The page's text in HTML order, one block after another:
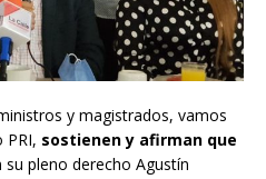
y magistrados, vamos
PRI, sostienen y afirman que
pleno derecho Agustín